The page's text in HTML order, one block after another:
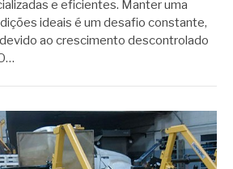
e eficientes. Manter uma
ideais é um desafio constante,
ao crescimento descontrolado